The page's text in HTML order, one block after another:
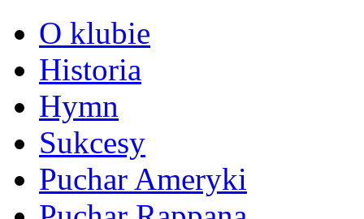
O klubie
Historia
Hymn
Sukcesy
Puchar Ameryki